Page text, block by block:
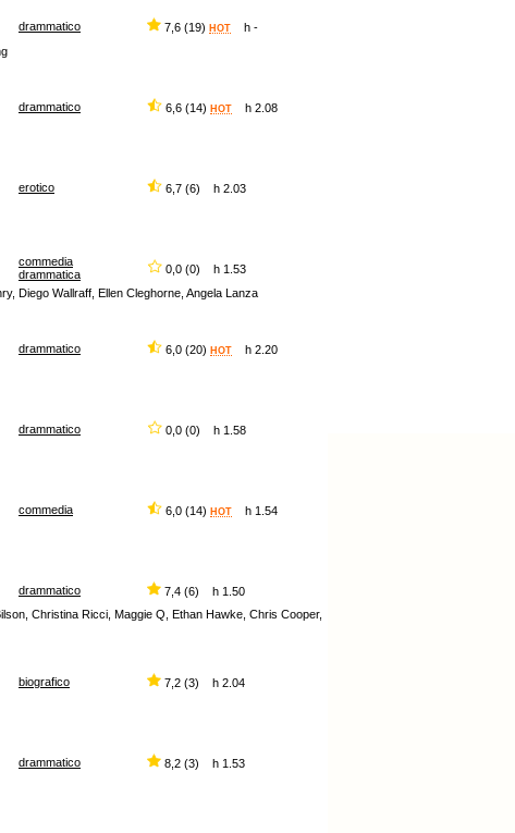
drammatico 7,6 (19) HOT h -
drammatico 6,6 (14) HOT h 2.08
erotico
6,7 (6) h 2.03
commedia
drammatica
0,0 (0) h 1.53
Diego Wallraff, Ellen Cleghorne, Angela Lanza
drammatico 6,0 (20) HOT h 2.20
drammatico
0,0 (0) h 1.58
commedia 6,0 (14) HOT h 1.54
drammatico
7,4 (6) h 1.50
Christina Ricci, Maggie Q, Ethan Hawke, Chris Cooper,
biografico
7,2 (3) h 2.04
drammatico
8,2 (3) h 1.53